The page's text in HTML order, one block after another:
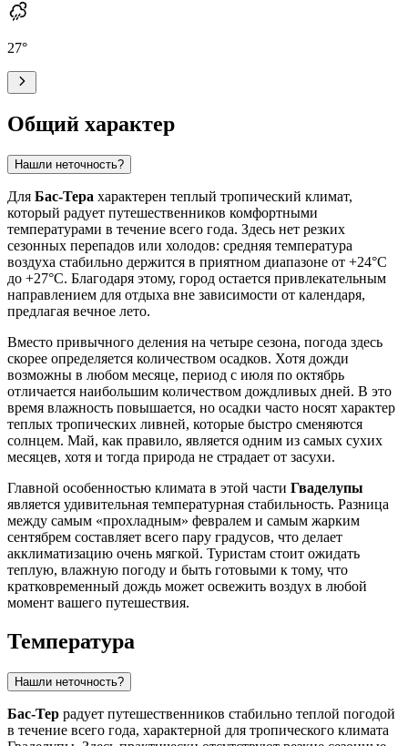
27°
Общий характер
Нашли неточность?
Для Бас-Тера характерен теплый тропический климат,
который радует путешественников комфортными
температурами в течение всего года. Здесь нет резких
сезонных перепадов или холодов: средняя температура
воздуха стабильно держится в приятном диапазоне от +24°C
до +27°C. Благодаря этому, город остается привлекательным
направлением для отдыха вне зависимости от календаря,
предлагая вечное лето.
Вместо привычного деления на четыре сезона, погода здесь
скорее определяется количеством осадков. Хотя дожди
возможны в любом месяце, период с июля по октябрь
отличается наибольшим количеством дождливых дней. В это
время влажность повышается, но осадки часто носят характер
теплых тропических ливней, которые быстро сменяются
солнцем. Май, как правило, является одним из самых сухих
месяцев, хотя и тогда природа не страдает от засухи.
Главной особенностью климата в этой части Гваделупы
является удивительная температурная стабильность. Разница
между самым «прохладным» февралем и самым жарким
сентябрем составляет всего пару градусов, что делает
акклиматизацию очень мягкой. Туристам стоит ожидать
теплую, влажную погоду и быть готовыми к тому, что
кратковременный дождь может освежить воздух в любой
момент вашего путешествия.
Температура
Нашли неточность?
Бас-Тер радует путешественников стабильно теплой погодой
в течение всего года, характерной для тропического климата